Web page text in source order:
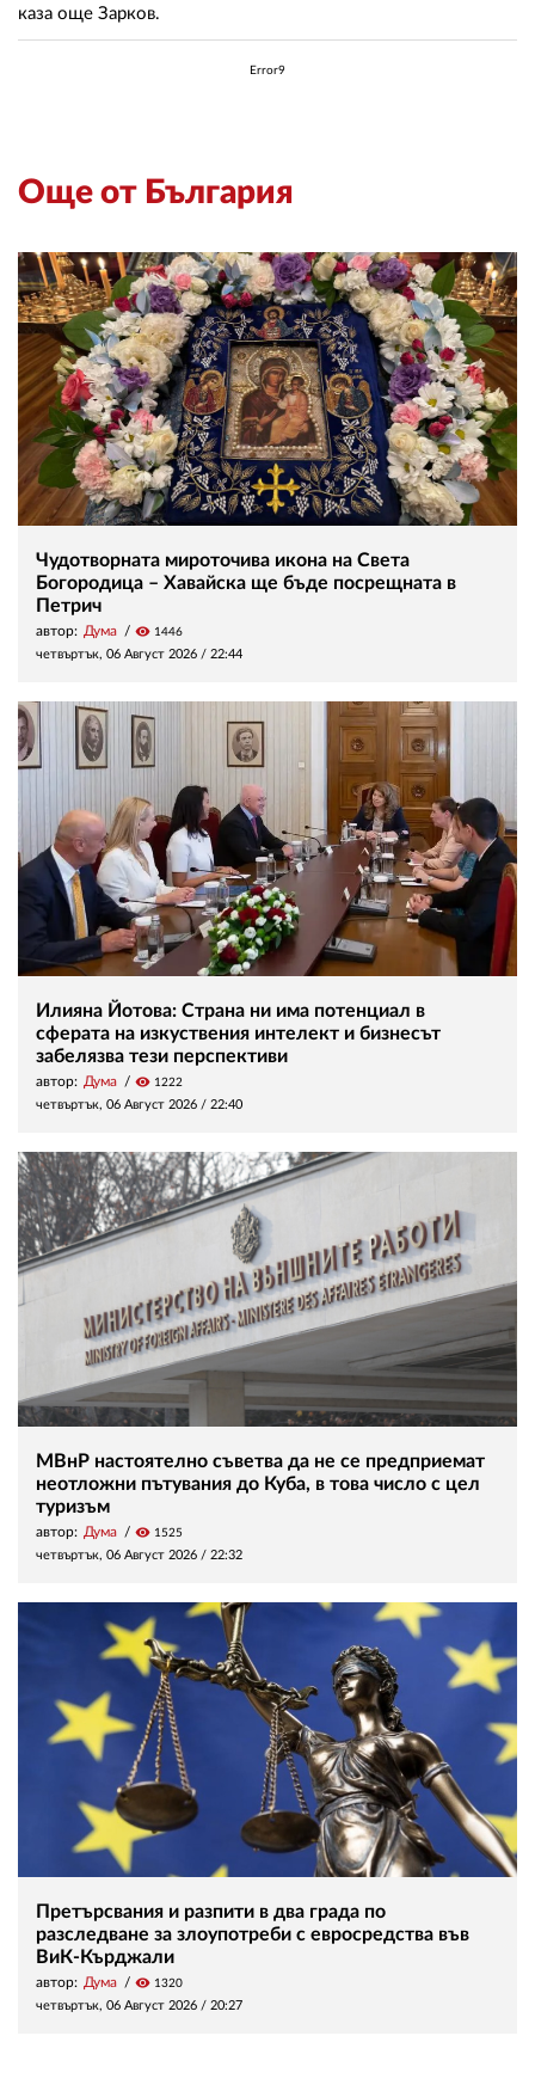
каза още Зарков.
Error9
Още от България
Чудотворната мироточива икона на Света
Богородица – Хавайска ще бъде посрещната в
Петрич
автор: Дума visibility 1446
четвъртък, 06 Август 2026 / 22:44
Илияна Йотова: Страна ни има потенциал в
сферата на изкуствения интелект и бизнесът
забелязва тези перспективи
автор: Дума visibility 1222
четвъртък, 06 Август 2026 / 22:40
МВнР настоятелно съветва да не се предприемат
неотложни пътувания до Куба, в това число с цел
туризъм
автор: Дума visibility 1525
четвъртък, 06 Август 2026 / 22:32
Претърсвания и разпити в два града по
разследване за злоупотреби с евросредства във
ВиК-Кърджали
автор: Дума visibility 1320
четвъртък, 06 Август 2026 / 20:27